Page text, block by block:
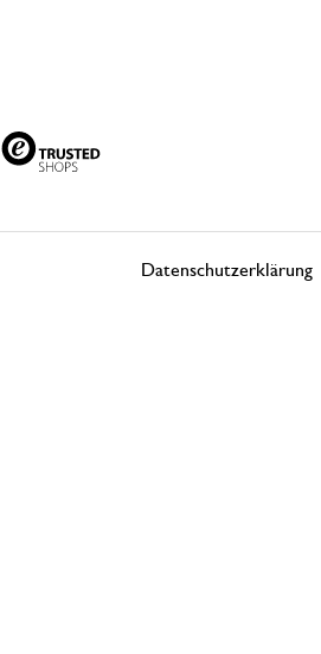
Datenschutzerklärung